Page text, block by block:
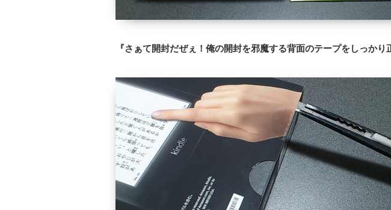
『さぁて開封だぜぇ！俺の開封を邪魔する背面のテープをしっかり